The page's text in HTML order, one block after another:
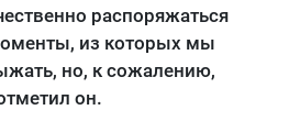
распоряжаться
из которых мы
но, к сожалению,
он.